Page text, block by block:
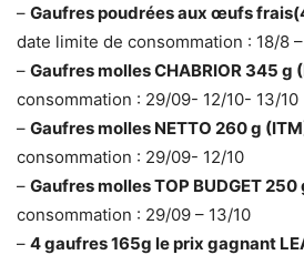
– Gaufres poudrées aux œufs
date limite de consommation : 18/8
– Gaufres molles CHABRIOR 345 g
consommation : 29/09- 12/10- 13/10
– Gaufres molles NETTO 260 g
consommation : 29/09- 12/10
– Gaufres molles TOP BUDGET 250
consommation : 29/09 – 13/10
– 4 gaufres 165g le prix gagnant